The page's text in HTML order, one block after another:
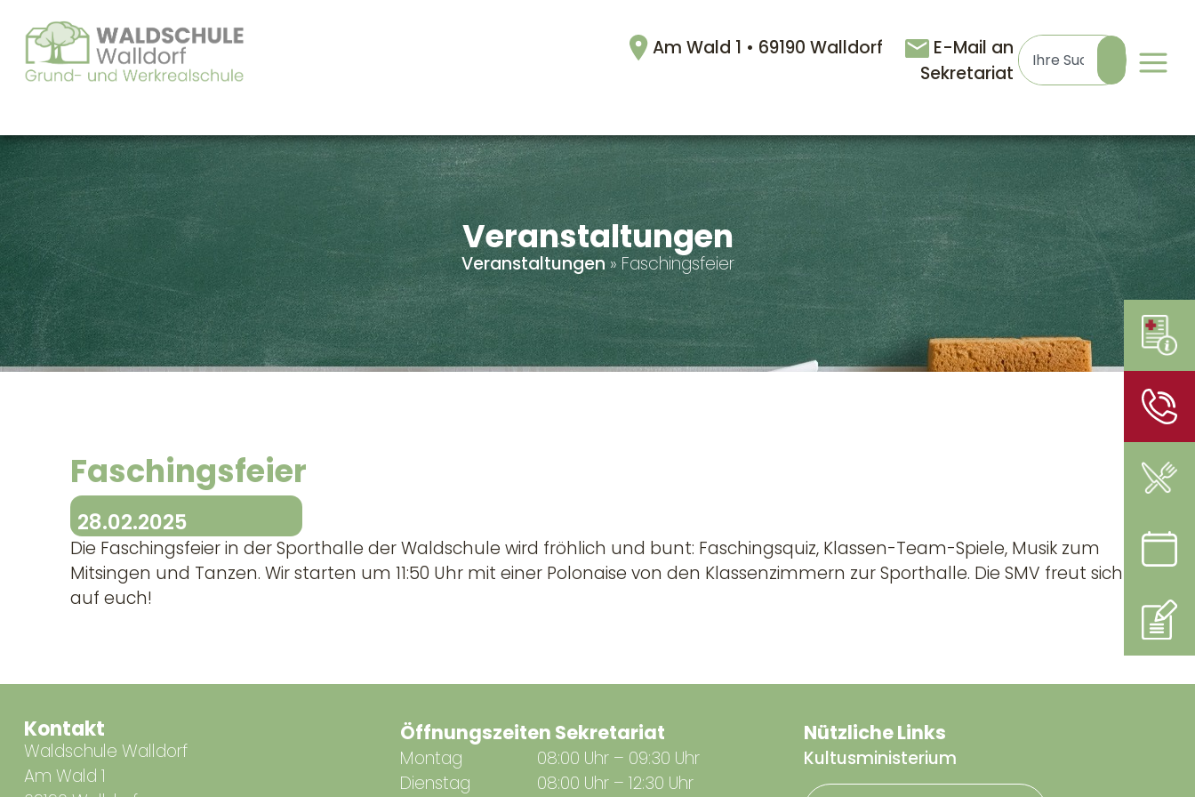
Am Wald 1 • 69190 Walldorf
E-Mail an
Sekretariat
Veranstaltungen
Veranstaltungen »Faschingsfeier
Faschingsfeier
28.02.2025
Die Faschingsfeier in der Sporthalle der Waldschule wird fröhlich und bunt: Faschingsquiz, Klassen-Team-Spiele, Musik zum
Mitsingen und Tanzen. Wir starten um 11:50 Uhr mit einer Polonaise von den Klassenzimmern zur Sporthalle. Die SMV freut sich
auf euch!
Kontakt
Waldschule Walldorf
Am Wald 1
Öffnungszeiten Sekretariat
Montag
08:00 Uhr – 09:30 Uhr
Dienstag
08:00 Uhr – 12:30 Uhr
Nützliche Links
Kultusministerium